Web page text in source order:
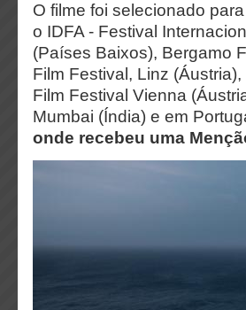
O filme foi selecionado
o IDFA - Festival
(Países Baixos), Bergamo
Film Festival, Linz
Film Festival Vienna
Mumbai (Índia) e em
onde recebeu uma